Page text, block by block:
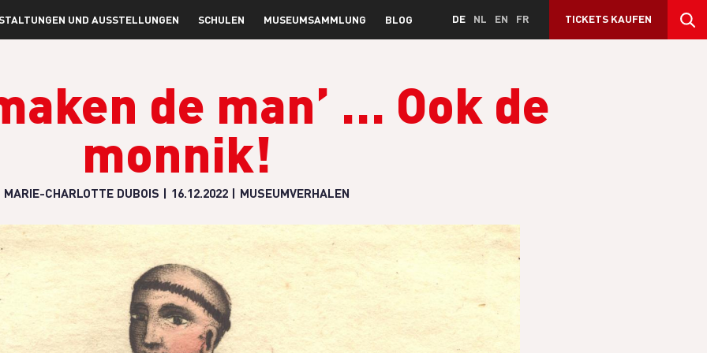
UND AUSSTELLUNGEN SCHULEN MUSEUMSAMMLUNG BLOG DE NL EN FR TICKETS KAUFEN
de man’ … Ook de
monnik!
MARIE-CHARLOTTE DUBOIS 16.12.2022 MUSEUMVERHALEN